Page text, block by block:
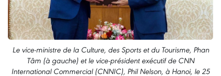
Le vice-ministre de la Culture, des Sports et du Tourisme, Phan
Tâm (à gauche) et le vice-président exécutif de CNN
International Commercial (CNNIC), Phil Nelson, à Hanoi, le 25